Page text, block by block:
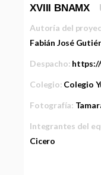
XVIII BNAMX
Autoría del
Fabián José
Despacho: https://
Colegio: Colegio
Fotografía:
Integrantes del
Cicero